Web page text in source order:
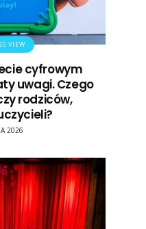
VIEW
cyfrowym
uwagi. Czego
rodziców,
2026